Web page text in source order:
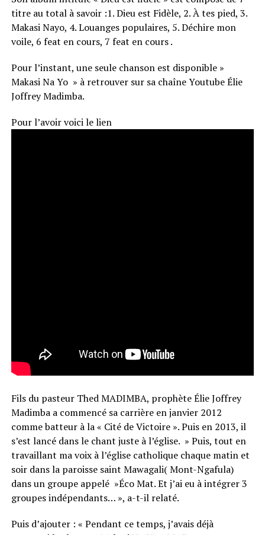
titre au total à savoir :1. Dieu est Fidèle, 2. À tes pied, 3.
Makasi Nayo, 4. Louanges populaires, 5. Déchire mon
voile, 6 feat en cours, 7 feat en cours .
Pour l’instant, une seule chanson est disponible »
Makasi Na Yo » à retrouver sur sa chaîne Youtube Élie
Joffrey Madimba.
Pour l’avoir voici le lien
Fils du pasteur Thed MADIMBA, prophète Élie Joffrey
Madimba a commencé sa carrière en janvier 2012
comme batteur à la « Cité de Victoire ». Puis en 2013, il
s’est lancé dans le chant juste à l’église. » Puis, tout en
travaillant ma voix à l’église catholique chaque matin et
soir dans la paroisse saint Mawagali( Mont-Ngafula)
dans un groupe appelé »Éco Mat. Et j’ai eu à intégrer 3
groupes indépendants… », a-t-il relaté.
Puis d’ajouter : « Pendant ce temps, j’avais déjà